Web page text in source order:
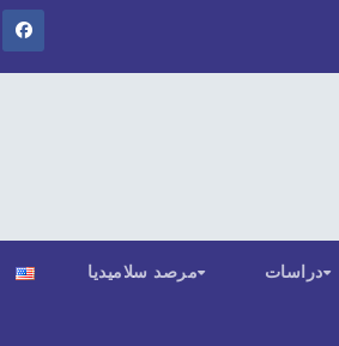
دراسات مرصد سلاميديا